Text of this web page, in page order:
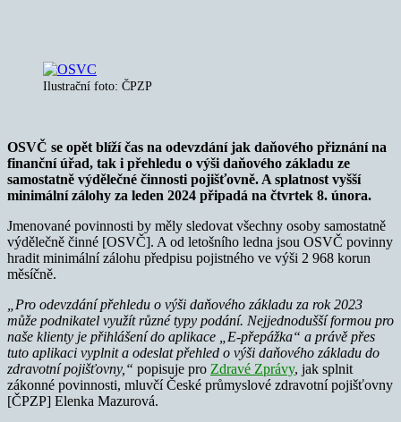
Ilustrační foto: ČPZP
OSVČ se opět blíží čas na odevzdání jak daňového přiznání na
finanční úřad, tak i přehledu o výši daňového základu ze
samostatně výdělečné činnosti pojišťovně. A splatnost vyšší
minimální zálohy za leden 2024 připadá na čtvrtek 8. února.
Jmenované povinnosti by měly sledovat všechny osoby samostatně
výdělečně činné [OSVČ]. A od letošního ledna jsou OSVČ povinny
hradit minimální zálohu předpisu pojistného ve výši 2 968 korun
měsíčně.
„Pro odevzdání přehledu o výši daňového základu za rok 2023
může podnikatel využít různé typy podání. Nejjednodušší formou pro
naše klienty je přihlášení do aplikace „E-přepážka“ a právě přes
tuto aplikaci vyplnit a odeslat přehled o výši daňového základu do
zdravotní pojišťovny,“ popisuje pro Zdravé Zprávy, jak splnit
zákonné povinnosti, mluvčí České průmyslové zdravotní pojišťovny
[ČPZP] Elenka Mazurová.